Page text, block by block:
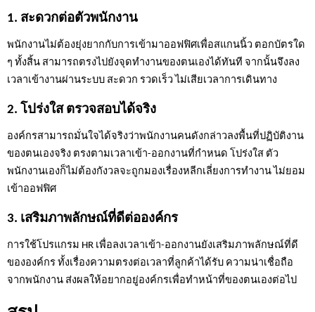
1. สะดวกต่อตัวพนักงาน
พนักงานไม่ต้องยุ่งยากกับการเข้ามาออฟฟิศเพื่อสแกนนิ้ว ตอกบัตรใด
ๆ ทั้งสิ้น สามารถตรงไปยังจุดทำงานของตนเองได้ทันที จากนั้นจึงลง
เวลาเข้างานผ่านระบบ สะดวก รวดเร็ว ไม่เสียเวลาการเดินทาง
2. โปร่งใส ตรวจสอบได้จริง
องค์กรสามารถมั่นใจได้จริงว่าพนักงานคนดังกล่าวลงพื้นที่ปฏิบัติงาน
ของตนเองจริง ตรงตามเวลาเข้า-ออกงานที่กำหนด โปร่งใส ตัว
พนักงานเองก็ไม่ต้องกังวลจะถูกมองเรื่องหลีกเลี่ยงการทำงาน ไม่ยอม
เข้าออฟฟิศ
3. เสริมภาพลักษณ์ที่ดีต่อองค์กร
การใช้โปรแกรม HR เพื่อลงเวลาเข้า-ออกงานยังเสริมภาพลักษณ์ที่ดี
ขององค์กร ทั้งเรื่องความตรงต่อเวลาที่ลูกค้าได้รับ ความน่าเชื่อถือ
จากพนักงาน ส่งผลให้อยากอยู่องค์กรเพื่อทำหน้าที่ของตนเองต่อไป